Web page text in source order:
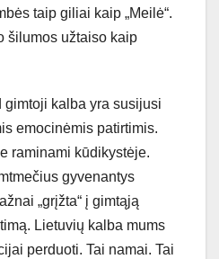
taip giliai kaip „Meilė“.
šilumos užtaiso kaip
gimtoji kalba yra susijusi
emocinėmis patirtimis.
raminami kūdikystėje.
gyvenantys
„grįžta“ į gimtąją
Lietuvių kalba mums
perduoti. Tai namai. Tai